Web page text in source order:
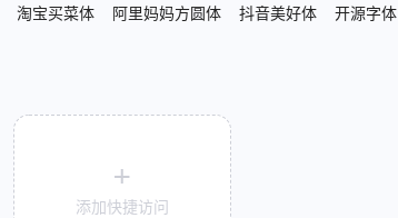
淘宝买菜体 阿里妈妈方圆体 抖音美好体 开源字体
+
添加快捷访问